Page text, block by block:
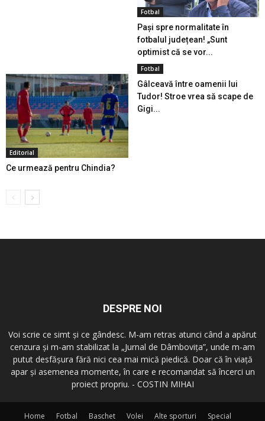
Fotbal
Pași spre normalitate în
fotbalul județean! „Sunt
optimist că se vor...
Editorial
Ce urmează pentru Chindia?
Fotbal
Gâlceavă între oamenii lui
Tudor! Stroe vrea să scape de
Gigi...
DESPRE NOI
Voi scrie ce simt şi ce gândesc. M-am retras atunci când a apărut
cenzura şi m-am stabilizat la „Jurnal de Dâmboviţa”, unde m-am
putut desfăşura fără nici cea mai mică piedică. Doar că în viaţă
apar şi asemenea momente, în care e recomandat să încerci un
proiect propriu. - COSTIN MIHAI
Home Fotbal Baschet Volei Alte sporturi Special